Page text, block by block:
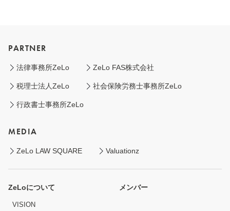
PARTNER
法律事務所ZeLo ZeLo FAS株式会社
税理士法人ZeLo 社会保険労務士事務所ZeLo
行政書士事務所ZeLo
MEDIA
ZeLo LAW SQUARE Valuationz
ZeLoについて
VISION
メンバー